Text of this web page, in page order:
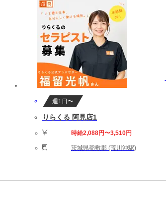
週1日〜
りらくる 阿見店1
時給2,088円〜3,510円
茨城県稲敷郡 (荒川沖駅)